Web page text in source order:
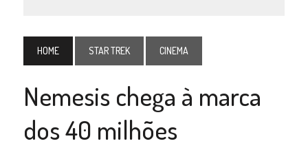
HOME STAR TREK CINEMA
Nemesis chega à marca
dos 40 milhões